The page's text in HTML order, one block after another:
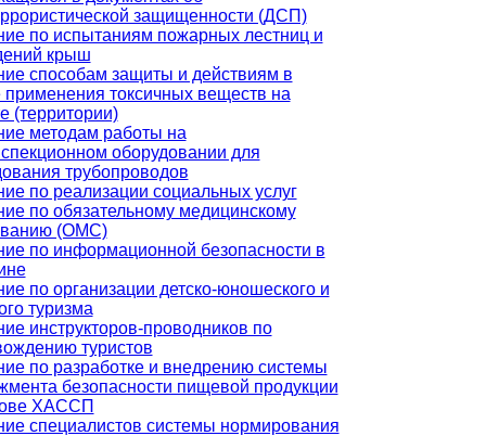
защищенности (ДСП)
по испытаниям пожарных лестниц и
крыш
способам защиты и действиям в
применения токсичных веществ на
(территории)
методам работы на
оборудовании для
трубопроводов
по реализации социальных услуг
по обязательному медицинскому
(ОМС)
по информационной безопасности в
по организации детско-юношеского и
туризма
инструкторов-проводников по
туристов
по разработке и внедрению системы
безопасности пищевой продукции
ХАССП
специалистов системы нормирования